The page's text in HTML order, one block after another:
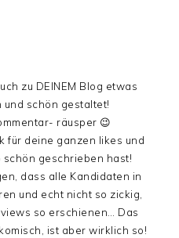
zu DEINEM Blog etwas
schön gestaltet!
räusper 😉
für deine ganzen likes und
schön geschrieben hast!
dass alle Kandidaten in
und echt nicht so zickig,
so erschienen… Das
ist aber wirklich so!